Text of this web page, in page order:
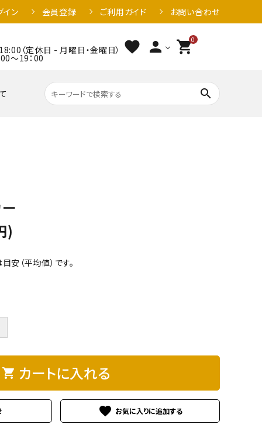
イン 会員登録 ご利用ガイド お問い合わせ
（定休日 - 月曜日・金曜日）
19：00
favorite person 0
shopping_cart
search
)
（平均値）です。
shopping_cart カートに入れる
favorite